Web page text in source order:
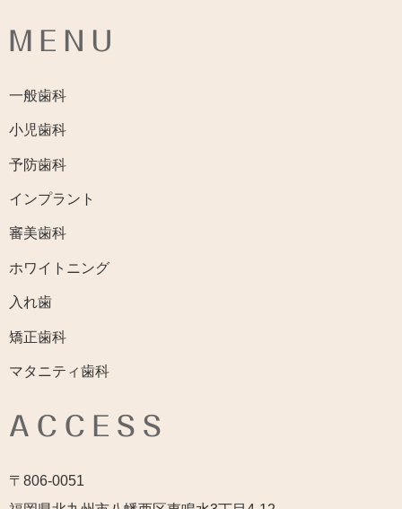
MENU
一般歯科
小児歯科
予防歯科
インプラント
審美歯科
ホワイトニング
入れ歯
矯正歯科
マタニティ歯科
ACCESS
〒806-0051